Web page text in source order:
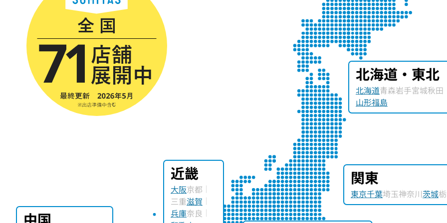
北海道・東北
北海道青森岩手宮城秋田
山形福島
関東
東京千葉埼玉神奈川茨城
近畿
大阪京都
三重滋賀
兵庫奈良
中国